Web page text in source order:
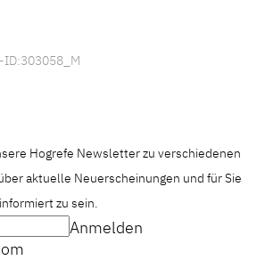
Hogrefe Newsletter zu verschiedenen
aktuelle Neuerscheinungen und für Sie
zu sein.
Anmelden